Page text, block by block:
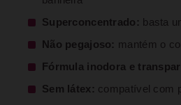
Superconcentrado:
basta
Não pegajoso: mantém o
Fórmula inodora e
Sem látex: compatível com